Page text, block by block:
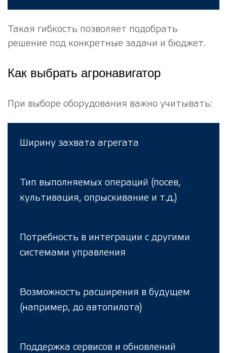
Такая гибкость позволяет подобрать
решение под конкретные задачи и бюджет.
Как выбрать агронавигатор
При выборе оборудования важно учитывать:
Ширину захвата агрегата
Тип выполняемых операций (посев,
культивация, опрыскивание и т.д.)
Потребность в интеграции с другими
системами управления
Возможность расширения в будущем
(например, до автопилота)
Поддержка сервисов и обновлений